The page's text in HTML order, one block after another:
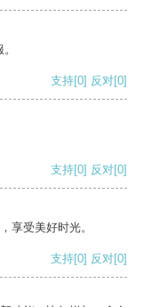
支持[0] 反对[0]
支持[0] 反对[0]
享受美好时光。
支持[0] 反对[0]